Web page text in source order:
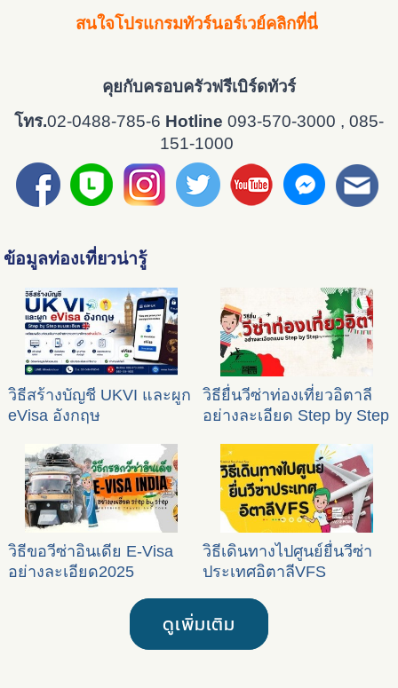
สนใจโปรแกรมทัวร์นอร์เวย์คลิกที่นี่
คุยกับครอบครัวฟรีเบิร์ดทัวร์
โทร.02-0488-785-6 Hotline 093-570-3000 , 085-
151-1000
ข้อมูลท่องเที่ยวน่ารู้
วิธีสร้างบัญชี UKVI และผูก
eVisa อังกฤษ
วิธียื่นวีซ่าท่องเที่ยวอิตาลี
อย่างละเอียด Step by Step
วิธีขอวีซ่าอินเดีย E-Visa
อย่างละเอียด2025
วิธีเดินทางไปศูนย์ยื่นวีซ่า
ประเทศอิตาลีVFS
ดูเพิ่มเติม